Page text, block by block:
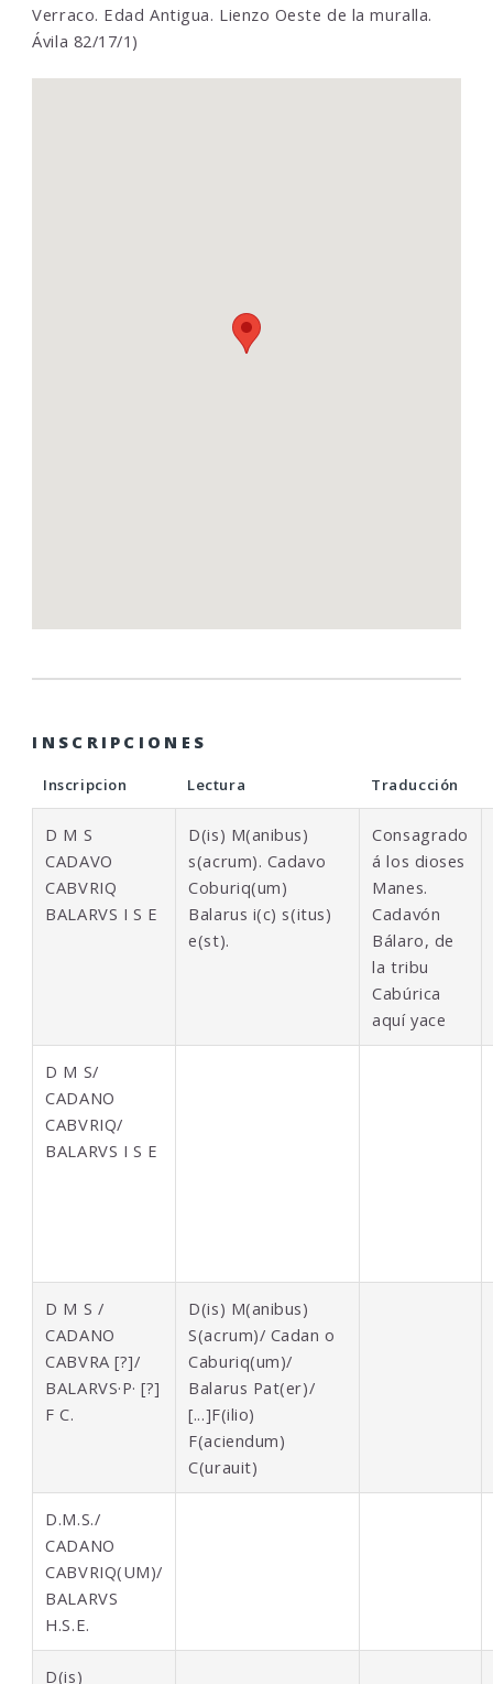
Verraco. Edad Antigua. Lienzo Oeste de la muralla.
Ávila 82/17/1)
INSCRIPCIONES
Inscripcion Lectura Traducción
D M S
CADAVO
CABVRIQ
BALARVS I S E
D(is) M(anibus)
s(acrum). Cadavo
Coburiq(um)
Balarus i(c) s(itus)
e(st).
Consagrado
á los dioses
Manes.
Cadavón
Bálaro, de
la tribu
Cabúrica
aquí yace
D M S/
CADANO
CABVRIQ/
BALARVS I S E
D M S /
CADANO
CABVRA [?]/
BALARVS·P· [?]
F C.
D(is) M(anibus)
S(acrum)/ Cadan o
Caburiq(um)/
Balarus Pat(er)/
[...]F(ilio)
F(aciendum)
C(urauit)
D.M.S./
CADANO
CABVRIQ(UM)/
BALARVS
H.S.E.
D(is)